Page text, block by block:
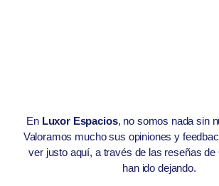
En Luxor Espacios, no somos nada sin
Valoramos mucho sus opiniones y
ver justo aquí, a través de las reseñas de
han ido dejando.